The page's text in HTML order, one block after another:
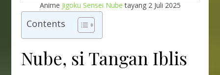
Anime Jigoku Sensei Nube tayang 2 Juli 2025
Contents
Nube, si Tangan Iblis